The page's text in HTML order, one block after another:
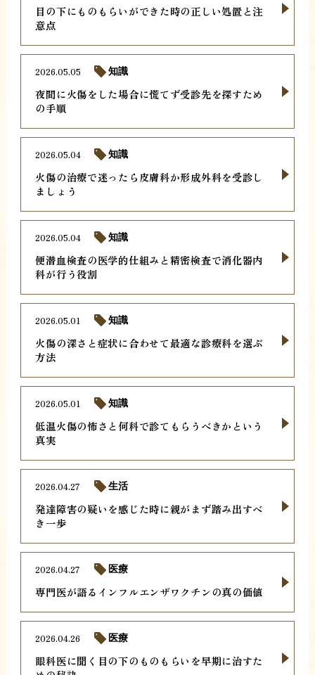
目の下にものもらいができた時の正しい処置と注
意点
夜間に火傷をした場合に慌てず受診先を探すため
の手順
2026.05.05 知識
火傷の治療で迷ったら皮膚科か形成外科を受診し
ましょう
2026.05.04 知識
便潜血検査の医学的仕組みと精密検査で消化器内
科が行う役割
2026.05.04 知識
火傷の深さと症状に合わせて最適な診療科を選ぶ
方法
2026.05.01 知識
低温火傷の怖さと何科で診てもらうべきかという
真実
2026.05.01 知識
発達障害の疑いを感じた時に親がまず踏み出すべ
き一歩
2026.04.27 生活
専門医が語るインフルエンザワクチンの真の価値
2026.04.27 医療
眼科医に聞く目の下のものもらいを早期に治すた
2026.04.26 医療